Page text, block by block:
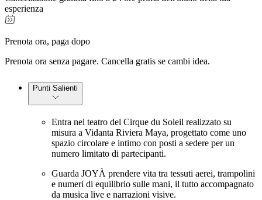
esperienza
Prenota ora, paga dopo
Prenota ora senza pagare. Cancella gratis se cambi idea.
Punti Salienti
Entra nel teatro del Cirque du Soleil realizzato su
misura a Vidanta Riviera Maya, progettato come uno
spazio circolare e intimo con posti a sedere per un
numero limitato di partecipanti.
Guarda JOYÀ prendere vita tra tessuti aerei, trampolini
e numeri di equilibrio sulle mani, il tutto accompagnato
da musica live e narrazioni visive.